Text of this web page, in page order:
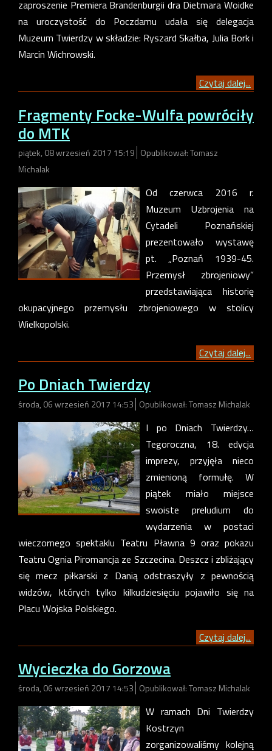
zaproszenie Premiera Brandenburgii dra Dietmara Woidke
na uroczystość do Poczdamu udała się delegacja
Muzeum Twierdzy w składzie: Ryszard Skałba, Julia Bork i
Marcin Wichrowski.
Czytaj dalej...
Fragmenty Focke-Wulfa powróciły
do MTK
piątek, 08 wrzesień 2017 15:19 Opublikował: Tomasz
Michalak
Od czerwca 2016 r.
Muzeum Uzbrojenia na
Cytadeli Poznańskiej
prezentowało wystawę
pt. „Poznań 1939-45.
Przemysł zbrojeniowy”
przedstawiająca historię
okupacyjnego przemysłu zbrojeniowego w stolicy
Wielkopolski.
Czytaj dalej...
Po Dniach Twierdzy
środa, 06 wrzesień 2017 14:53 Opublikował: Tomasz Michalak
I po Dniach Twierdzy…
Tegoroczna, 18. edycja
imprezy, przyjęła nieco
zmienioną formułę. W
piątek miało miejsce
swoiste preludium do
wydarzenia w postaci
wieczornego spektaklu Teatru Pławna 9 oraz pokazu
Teatru Ognia Piromancja ze Szczecina. Deszcz i zbliżający
się mecz piłkarski z Danią odstraszyły z pewnością
widzów, których tylko kilkudziesięciu pojawiło się na
Placu Wojska Polskiego.
Czytaj dalej...
Wycieczka do Gorzowa
środa, 06 wrzesień 2017 14:53 Opublikował: Tomasz Michalak
W ramach Dni Twierdzy
Kostrzyn
zorganizowaliśmy kolejną